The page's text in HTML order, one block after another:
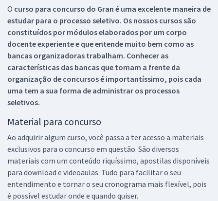
O curso para concurso do Gran é uma excelente maneira de
estudar para o processo seletivo. Os nossos cursos são
constituídos por módulos elaborados por um corpo
docente experiente e que entende muito bem como as
bancas organizadoras trabalham. Conhecer as
características das bancas que tomam a frente da
organização de concursos é importantíssimo, pois cada
uma tem a sua forma de administrar os processos
seletivos.
Material para concurso
Ao adquirir algum curso, você passa a ter acesso a materiais
exclusivos para o concurso em questão. São diversos
materiais com um conteúdo riquíssimo, apostilas disponíveis
para download e videoaulas. Tudo para facilitar o seu
entendimento e tornar o seu cronograma mais flexível, pois
é possível estudar onde e quando quiser.